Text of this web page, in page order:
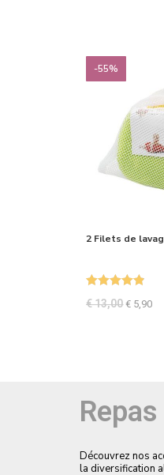
-55%
2 Filets de
€13,00 € 5,90
Repas
Découvrez nos
la diversification